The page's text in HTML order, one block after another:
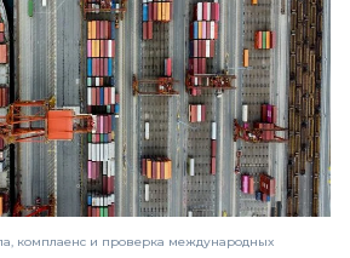
комплаенс и проверка международных